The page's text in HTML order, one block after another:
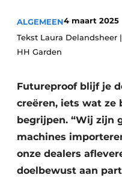
ALGEMEEN4 maart 2025
Tekst Laura Delandsheer
HH Garden
Futureproof blijf je
creëren, iets wat ze
begrijpen. “Wij zijn
machines
onze dealers
doelbewust aan